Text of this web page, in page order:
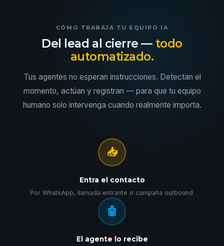
CÓMO TRABAJA TU EQUIPO IA
Del lead al cierre — todo
automatizado.
Tus agentes no esperan instrucciones. Detectan el
momento, actúan y registran — para que tu equipo
humano solo intervenga cuando realmente importa.
📥
Entra el contacto
Por WhatsApp, llamada entrante o campaña outbound.
🤖
El agente lo recibe